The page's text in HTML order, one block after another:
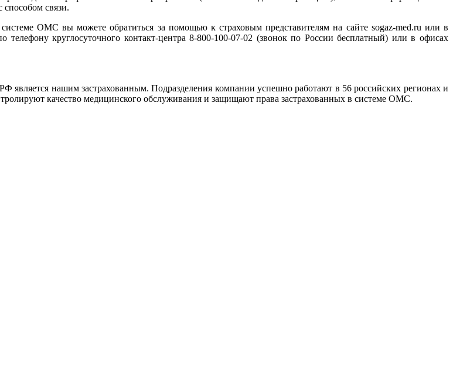
связи.
ОМС вы можете обратиться за помощью к страховым представителям на сайте sogaz-med.ru или в
круглосуточного контакт-центра 8-800-100-07-02 (звонок по России бесплатный) или в офисах
нашим застрахованным. Подразделения компании успешно работают в 56 российских регионах и
качество медицинского обслуживания и защищают права застрахованных в системе ОМС.